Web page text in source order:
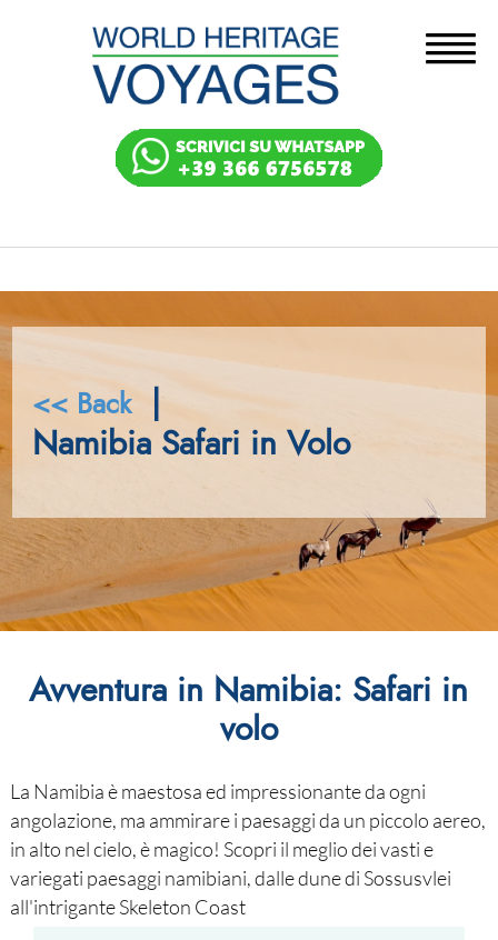
<< Back|
Namibia Safari in Volo
Avventura in Namibia: Safari in
volo
La Namibia è maestosa ed impressionante da ogni
angolazione, ma ammirare i paesaggi da un piccolo aereo,
in alto nel cielo, è magico! Scopri il meglio dei vasti e
variegati paesaggi namibiani, dalle dune di Sossusvlei
all'intrigante Skeleton Coast